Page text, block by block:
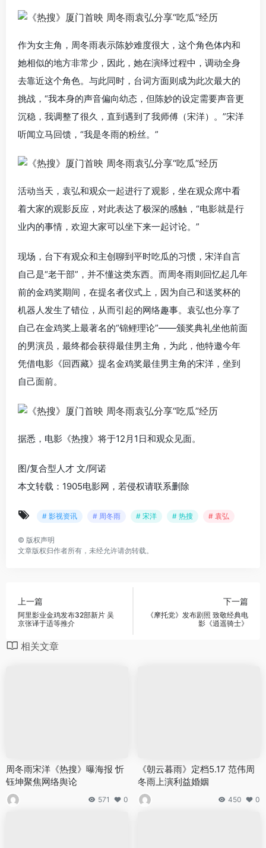
作为女主角，周冬雨表示陈妙难度很大，这个角色体内和
她相似的地方非常少，因此，她在演绎过程中，调动全身
去靠近这个角色。与此同时，台词方面则成为此次最大的
挑战，“我本身的声音偏向幼态，但陈妙的设定需要声音更
沉稳，我调整了很久，直到遇到了我师傅（宋洋）。”宋洋
听闻立马回馈，“我是冬雨的粉丝。”
活动当天，袁弘和观众一起进行了观影，坐在观众席中看
着大家的观影反应，对此表达了极深的感触，“电影就是行
业内的事情，欢迎大家可以坐下来一起讨论。”
现场，台下有观众和主创聊到平时吃瓜的习惯，宋洋自言
自己是“老干部”，并不懂这类东西。而周冬雨则回忆起几年
前的金鸡奖期间，在提名者仪式上，因为自己和送奖杯的
机器人发生了错位，从而引起的网络趣事。袁弘也分享了
自己在金鸡奖上最著名的“锦鲤理论”——颁奖典礼坐他前面
的男演员，最终都会获得最佳男主角，为此，他特邀今年
凭借电影《回西藏》提名金鸡奖最佳男主角的宋洋，坐到
自己面前。
据悉，电影《热搜》将于12月1日和观众见面。
图/复合型人才 文/阿诺
本文转载：1905电影网，若侵权请联系删除
# 影视资讯 # 周冬雨 # 宋洋 # 热搜 # 袁弘
© 版权声明
文章版权归作者所有，未经允许请勿转载。
上一篇
阿里影业金鸡发布32部新片 吴
京张译于适等推介
下一篇
《摩托党》发布剧照 致敬经典电
影《逍遥骑士》
相关文章
周冬雨宋洋《热搜》曝海报 忻
钰坤聚焦网络舆论
571 0
《朝云暮雨》定档5.17 范伟周
冬雨上演利益婚姻
450 0